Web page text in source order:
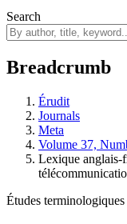
Search
Breadcrumb
Érudit
Journals
Meta
Volume 37,
Lexique anglais-
Études